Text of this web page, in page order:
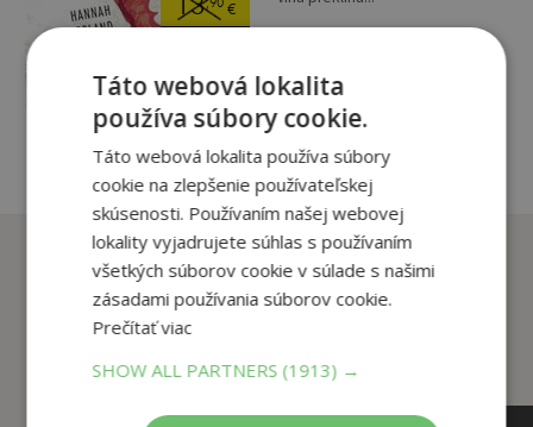
13,90 €
Zákazníci, ktorí si kúpili
tento titul si tiež kúpili
Táto webová lokalita
používa súbory cookie.
Táto webová lokalita používa súbory
cookie na zlepšenie používateľskej
skúsenosti. Používaním našej webovej
lokality vyjadrujete súhlas s používaním
všetkých súborov cookie v súlade s našimi
zásadami používania súborov cookie.
Prečítať viac
SHOW ALL PARTNERS (1913) →